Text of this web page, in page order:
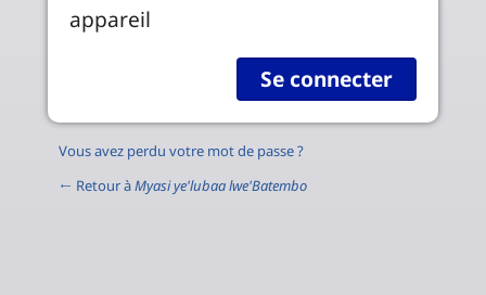
appareil
Vous avez perdu votre mot de passe ?
← Retour àMyasi ye'lubaa lwe'Batembo